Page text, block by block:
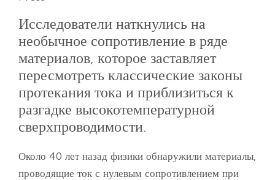
Исследователи наткнулись на
необычное сопротивление в ряде
материалов, которое заставляет
пересмотреть классические законы
протекания тока и приблизиться к
разгадке высокотемпературной
сверхпроводимости.
Около 40 лет назад физики обнаружили материалы,
проводящие ток с нулевым сопротивлением при